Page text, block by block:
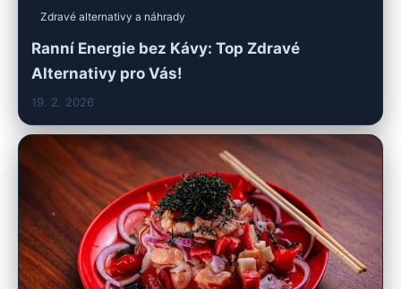
Zdravé alternativy a náhrady
Ranní Energie bez Kávy: Top Zdravé
Alternativy pro Vás!
19. 2. 2026